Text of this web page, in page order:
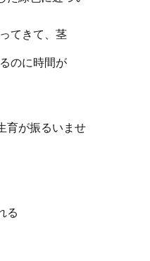
てきて、茎
のに時間が
育が振るいませ
る